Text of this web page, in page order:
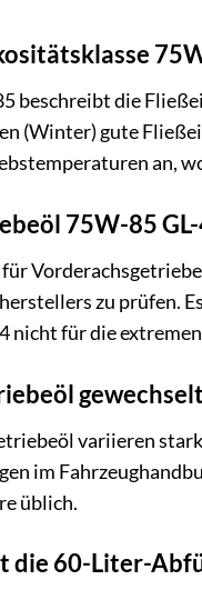
beschreibt die
(Winter) gute
an,
75W-85
zu prüfen.
nicht für die
variieren
im
üblich.
die 60-Liter-